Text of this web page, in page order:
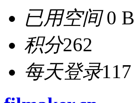
已用空间0 B
积分262
每天登录117